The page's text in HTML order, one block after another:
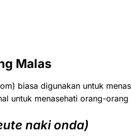
Malas
biasa digunakan untuk
untuk menasehati orang-orang
naki onda)